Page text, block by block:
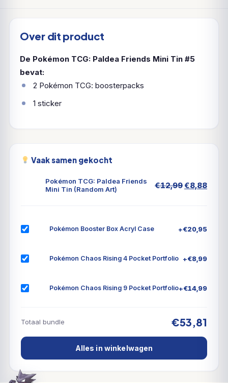
Over dit product
De Pokémon TCG: Paldea Friends Mini Tin #5
bevat:
2 Pokémon TCG: boosterpacks
1 sticker
Vaak samen gekocht
Pokémon TCG: Paldea Friends
Mini Tin (Random Art)
€12,99€8,88
Pokémon Booster Box Acryl Case +€20,95
Pokémon Chaos Rising 4 Pocket Portfolio +€8,99
Pokémon Chaos Rising 9 Pocket Portfolio+€14,99
Totaal bundle €53,81
Alles in winkelwagen